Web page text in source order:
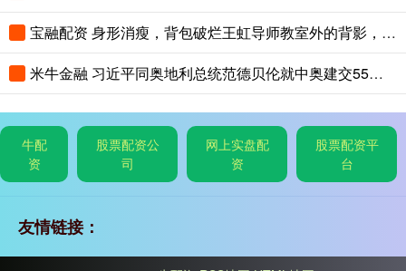
宝融配资 身形消瘦，背包破烂王虹导师教室外的背影，看的多少教授汗颜
米牛金融 习近平同奥地利总统范德贝伦就中奥建交55周年互致贺电
牛配
资
股票配资公
司
网上实盘配
资
股票配资平
台
友情链接：